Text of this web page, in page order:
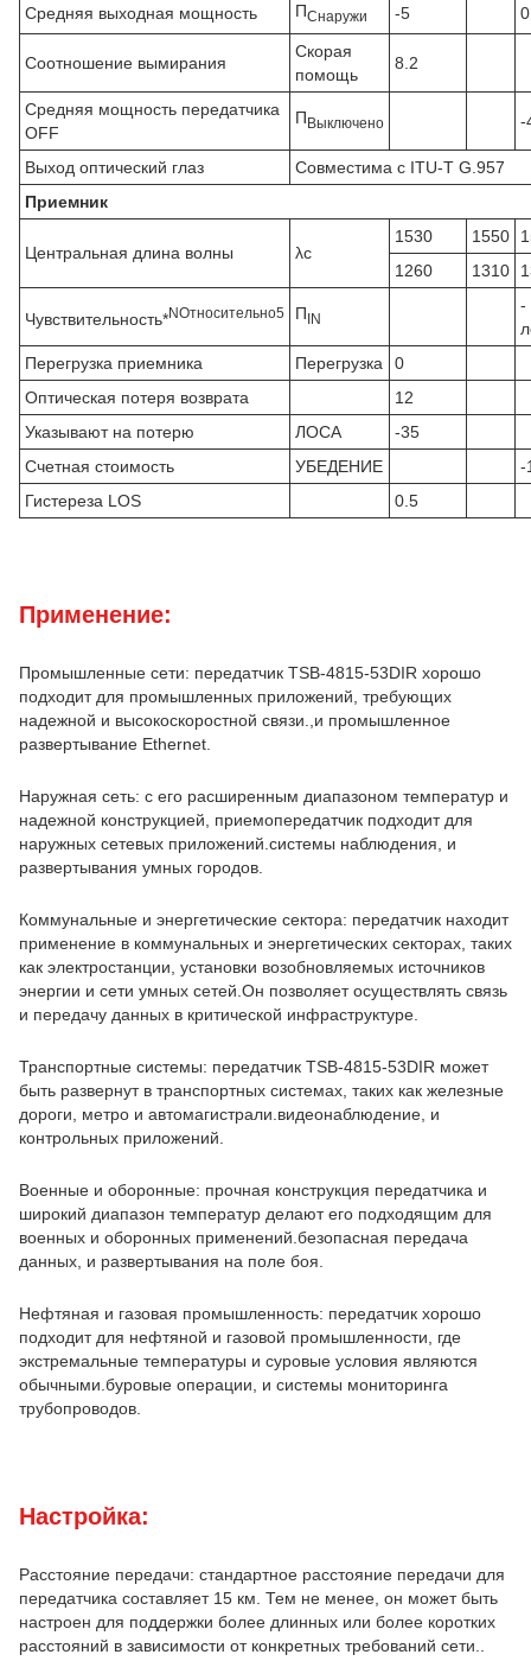
Средняя выходная мощность ПСнаружи -5 0
Соотношение вымирания
Скорая
помощь
8.2
Средняя мощность передатчика
OFF
ПВыключено -
Выход оптический глаз
Совместима с ITU-T G.957
Приемник
Центральная длина волны λc
1530 1550
1260
1310
Чувствительность*NОтносительно5 ПIN
-
Перегрузка приемника
Перегрузка
0
Оптическая потеря возврата
12
Указывают на потерю
ЛОСА
-35
Счетная стоимость
УБЕДЕНИЕ
-
Гистереза LOS
0.5
Применение:
Промышленные сети: передатчик TSB-4815-53DIR хорошо
подходит для промышленных приложений, требующих
надежной и высокоскоростной связи.,и промышленное
развертывание Ethernet.
Наружная сеть: с его расширенным диапазоном температур и
надежной конструкцией, приемопередатчик подходит для
наружных сетевых приложений.системы наблюдения, и
развертывания умных городов.
Коммунальные и энергетические сектора: передатчик находит
применение в коммунальных и энергетических секторах, таких
как электростанции, установки возобновляемых источников
энергии и сети умных сетей.Он позволяет осуществлять связь
и передачу данных в критической инфраструктуре.
Транспортные системы: передатчик TSB-4815-53DIR может
быть развернут в транспортных системах, таких как железные
дороги, метро и автомагистрали.видеонаблюдение, и
контрольных приложений.
Военные и оборонные: прочная конструкция передатчика и
широкий диапазон температур делают его подходящим для
военных и оборонных применений.безопасная передача
данных, и развертывания на поле боя.
Нефтяная и газовая промышленность: передатчик хорошо
подходит для нефтяной и газовой промышленности, где
экстремальные температуры и суровые условия являются
обычными.буровые операции, и системы мониторинга
трубопроводов.
Настройка:
Расстояние передачи: стандартное расстояние передачи для
передатчика составляет 15 км. Тем не менее, он может быть
настроен для поддержки более длинных или более коротких
расстояний в зависимости от конкретных требований сети..